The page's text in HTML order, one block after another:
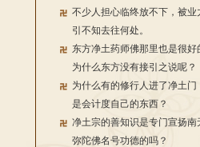
不少人担心临终放不下，被业
引不知去往何处。
东方净土药师佛那里也是很好
为什么东方没有接引之说呢？
为什么有的修行人进了净土门
是会计度自己的东西？
净土宗的善知识是专门宣扬南
弥陀佛名号功德的吗？